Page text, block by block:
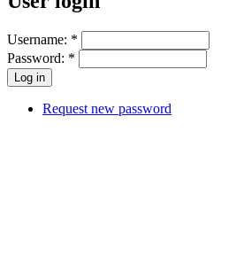
Username: *
Password: *
Request new password